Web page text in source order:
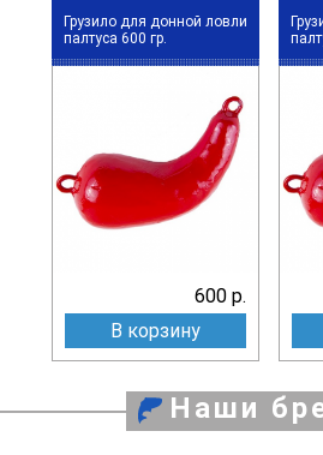
Грузило для донной ловли
палтуса 600 гр.
600 р.
В корзину
Наши